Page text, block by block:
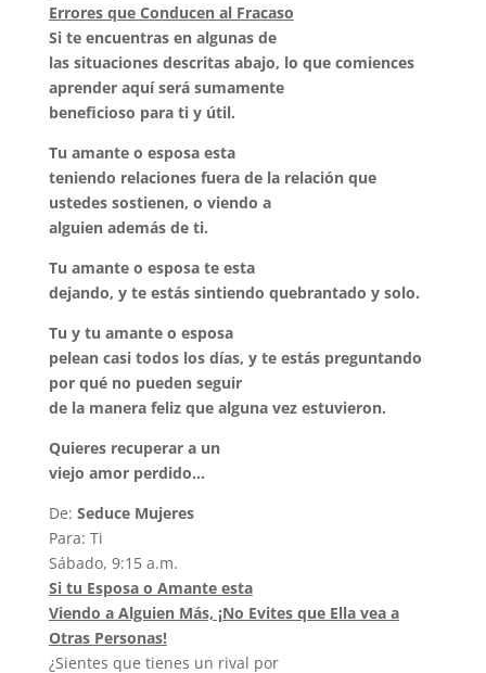
Errores que Conducen al Fracaso
Si te encuentras en algunas de
las situaciones descritas abajo, lo que comiences
aprender aquí será sumamente
beneficioso para ti y útil.
Tu amante o esposa esta
teniendo relaciones fuera de la relación que
ustedes sostienen, o viendo a
alguien además de ti.
Tu amante o esposa te esta
dejando, y te estás sintiendo quebrantado y solo.
Tu y tu amante o esposa
pelean casi todos los días, y te estás preguntando
por qué no pueden seguir
de la manera feliz que alguna vez estuvieron.
Quieres recuperar a un
viejo amor perdido…
De: Seduce Mujeres
Para: Ti
Sábado, 9:15 a.m.
Si tu Esposa o Amante esta
Viendo a Alguien Más, ¡No Evites que Ella vea a
Otras Personas!
¿Sientes que tienes un rival por